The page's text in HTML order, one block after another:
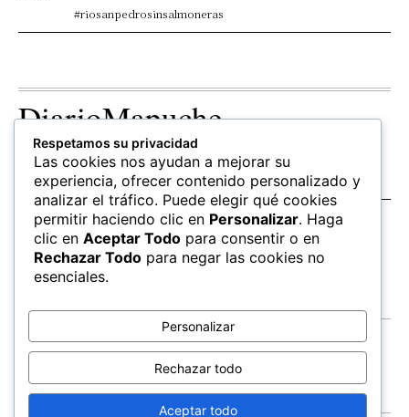
#riosanpedrosinsalmoneras
DiarioMapuche
TERRITORIO CULTURA
Patrimonio
OPINION
Columnistas
SALUD
hierbas
EDUCACIÓN
Mapudungun
Estudiantes
FOLLOW US
Apoya
Respetamos su privacidad
Las cookies nos ayudan a mejorar su
experiencia, ofrecer contenido personalizado y
analizar el tráfico. Puede elegir qué cookies
permitir haciendo clic en Personalizar. Haga
clic en Aceptar Todo para consentir o en
Rechazar Todo para negar las cookies no
esenciales.
Personalizar
Rechazar todo
Aceptar todo